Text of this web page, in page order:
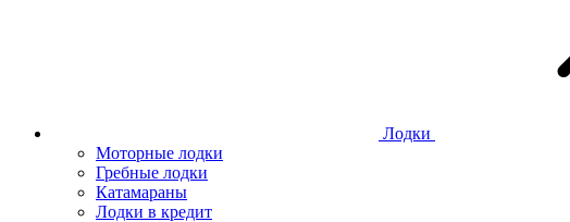
Лодки
Моторные лодки
Гребные лодки
Катамараны
Лодки в кредит